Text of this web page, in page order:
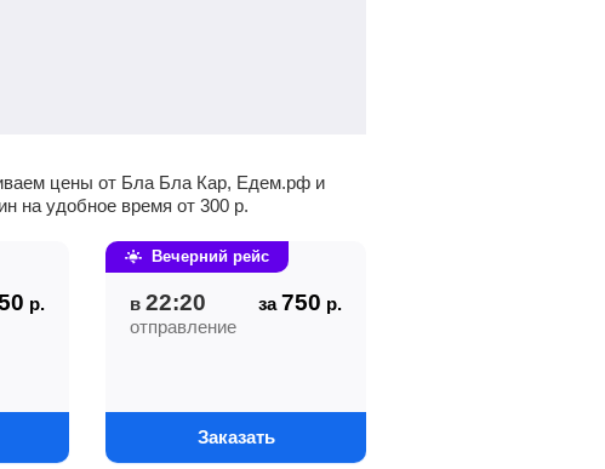
цены от Бла Бла Кар, Едем.рф и
на удобное время от 300 р.
р.
в 22:20 за750 р.
отправление
Заказать
Вечерний рейс